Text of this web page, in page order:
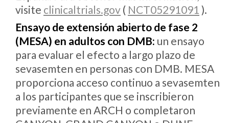
visite clinicaltrials.gov ( NCT05291091 ).
Ensayo de extensión abierto de fase 2
(MESA) en adultos con DMB: un ensayo
para evaluar el efecto a largo plazo de
sevasemten en personas con DMB. MESA
proporciona acceso continuo a sevasemten
a los participantes que se inscribieron
previamente en ARCH o completaron